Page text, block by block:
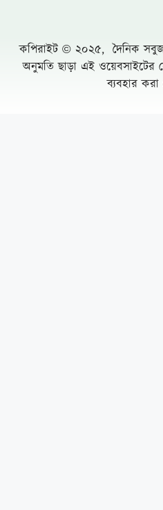
চৌফলদণ্ডী ইউপিতে
আলোচনায়
আলম